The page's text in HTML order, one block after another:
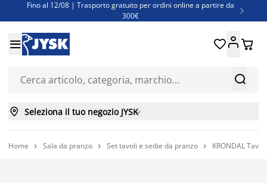
Fino al 12/08 | Trasporto gratuito per ordini online a partire da
300€

Super offerte d'estate | Oltre 1.500 articoli fino al 70%
Finanziamenti - Scegli il piano di rimborso più adatto a te


 
 Seleziona il tuo negozio JYSK
Home  Sala da pranzo  Set tavoli e sedie da pranzo  KRONDAL